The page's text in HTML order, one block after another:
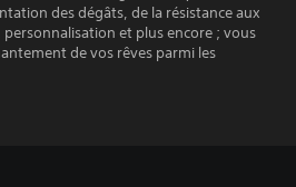
des dégâts, de la résistance aux
et plus encore ; vous
de vos rêves parmi les